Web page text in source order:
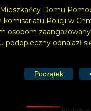
Domu
Policji w
osobom
podopieczny odnalazł
Początek